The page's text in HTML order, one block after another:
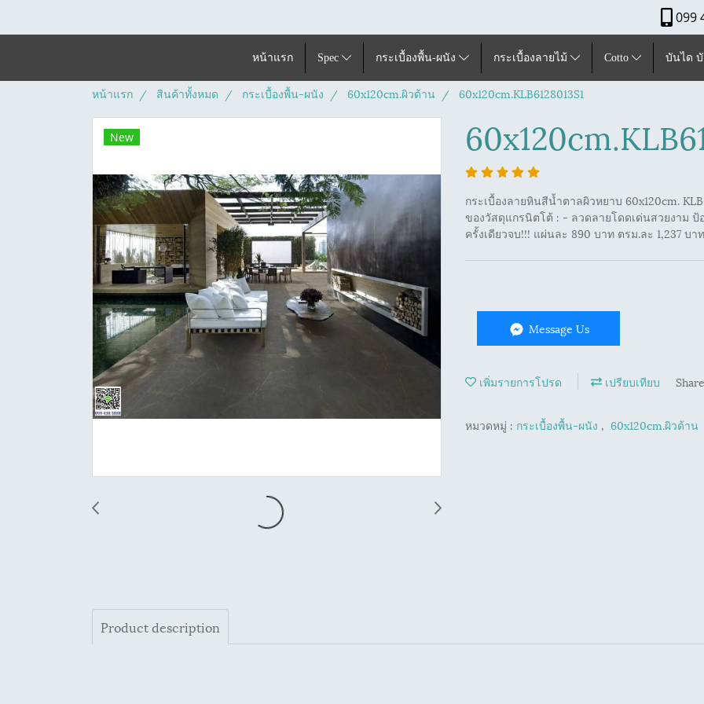
099
หน้าแรก Spec กระเบื้องพื้น-ผนัง กระเบื้องลายไม้ Cotto บันได
หน้าแรก สินค้าทั้งหมด กระเบื้องพื้น-ผนัง 60x120cm.ผิวด้าน 60x120cm.KLB6128013S1
New
กระเบื้องลายหินสีน้ำตาลผิวหยาบ 60x120cm.
ของวัสดุแกรนิตโต้ : - ลวดลายโดดเด่นสวยงาม
ครั้งเดียวจบ!!! แผ่นละ 890 บาท ตรม.ละ 1,237 บาท
Message Us
เพิ่มรายการโปรด เปรียบเทียบ Share
หมวดหมู่ : กระเบื้องพื้น-ผนัง , 60x120cm.ผิวด้าน
Product description